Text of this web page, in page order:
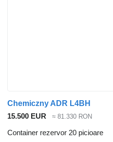
Chemiczny ADR L4BH
15.500 EUR
≈ 81.330 RON
Container rezervor 20 picioare